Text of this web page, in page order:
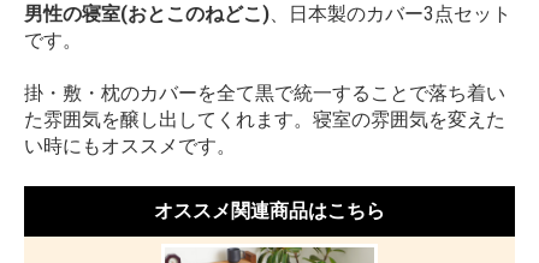
男性の寝室(おとこのねどこ) 、日本製のカバー3点セット
です。
掛・敷・枕のカバーを全て黒で統一することで落ち着い
た雰囲気を醸し出してくれます。寝室の雰囲気を変えた
い時にもオススメです。
オススメ関連商品はこちら